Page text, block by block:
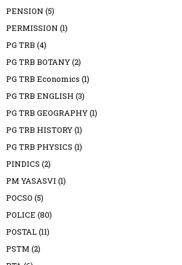
PENSION (5)
PERMISSION (1)
PG TRB (4)
PG TRB BOTANY(2)
PG TRB Economics (1)
PG TRB ENGLISH (3)
PG TRB GEOGRAPHY(1)
PG TRB HISTORY(1)
PG TRB PHYSICS (1)
PINDICS (2)
PM YASASVI (1)
POCSO (5)
POLICE (80)
POSTAL(11)
PSTM (2)